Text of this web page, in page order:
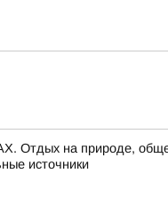
на природе,
источники